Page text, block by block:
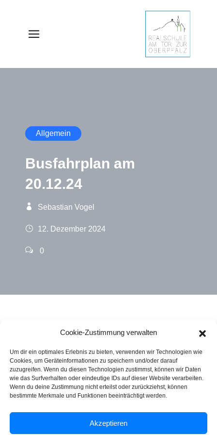
Cookie-Zustimmung verwalten
Um dir ein optimales Erlebnis zu bieten, verwenden wir Technologien wie
Cookies, um Geräteinformationen zu speichern und/oder darauf
zuzugreifen. Wenn du diesen Technologien zustimmst, können wir Daten
wie das Surfverhalten oder eindeutige IDs auf dieser Website verarbeiten.
Wenn du deine Zustimmung nicht erteilst oder zurückziehst, können
bestimmte Merkmale und Funktionen beeinträchtigt werden.
Akzeptieren
Allgemein
Busfahrplan am
20.12.24
Sebastian Vogel
12. Dezember 2024
0
Rechtliches
Datenschutzerklärung